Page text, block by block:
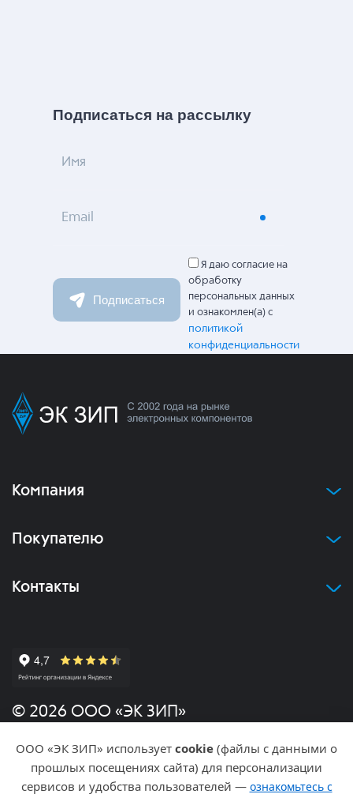
Подписаться на рассылку
Имя
Email
Подписаться
Я даю согласие на
обработку
персональных данных
и ознакомлен(а) с
политикой
конфиденциальности
Компания
Покупателю
Контакты
© 2026 ООО «ЭК ЗИП»
Политика конфиденциальности
Разработка и продвижение
ООО «ЭК ЗИП» использует cookie (файлы с данными о
прошлых посещениях сайта) для персонализации
сервисов и удобства пользователей — ознакомьтесь с